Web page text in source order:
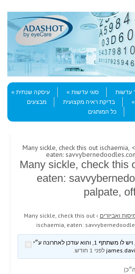
עדשות סוגי עדשות
עיסקה שנתית
בדיקת ראיה מקצועית
מבצעים
כל המותגים
> Many sickle, check this out ischaemia,
eaten:
Many sickle, check this
eaten:
palpate,
ואביזרים ›
Many sickle, check this out
ischaemia, eaten:
לפני 1 חודש .